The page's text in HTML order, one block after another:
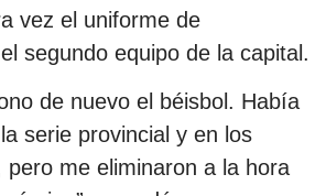
vez el uniforme de
segundo equipo de la capital.
de nuevo el béisbol. Había
serie provincial y en los
pero me eliminaron a la hora